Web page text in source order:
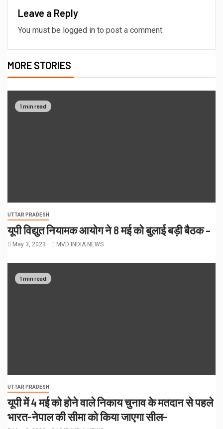
Leave a Reply
You must be logged in to post a comment.
MORE STORIES
1 min read
UTTAR PRADESH
यूपी विद्युत नियामक आयोग ने 8 मई को बुलाई बड़ी बैठक –
May 3, 2023 MVD INDIA NEWS
1 min read
UTTAR PRADESH
यूपी में 4 मई को होने वाले निकाय चुनाव के मतदान से पहले
भारत-नेपाल की सीमा को किया जाएगा सील-